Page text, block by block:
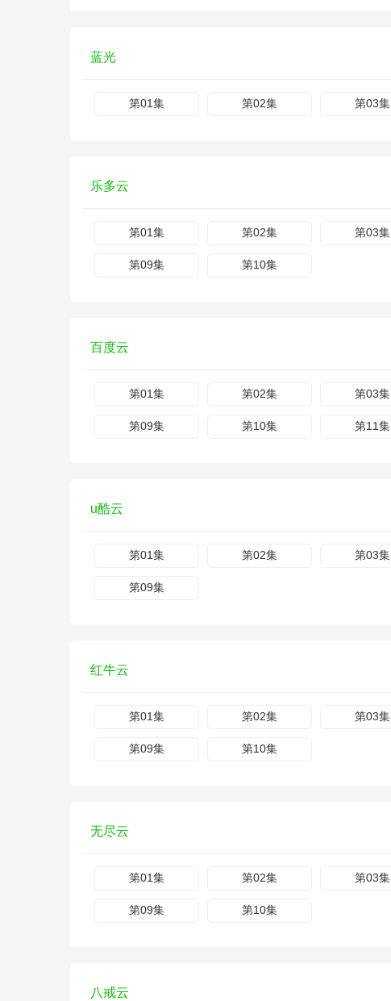
蓝光
第01集 第02集 第03集
乐多云
第01集 第02集 第03集
第09集 第10集
百度云
第01集 第02集 第03集
第09集 第10集 第11集
u酷云
第01集 第02集 第03集
第09集
红牛云
第01集 第02集 第03集
第09集 第10集
无尽云
第01集 第02集 第03集
第09集 第10集
八戒云